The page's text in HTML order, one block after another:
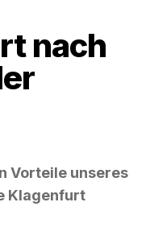
nach
Vorteile unseres
Klagenfurt